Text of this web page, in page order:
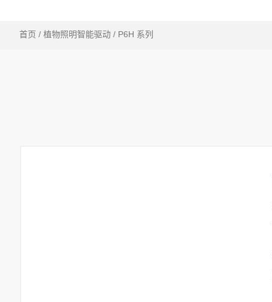
首页 / 植物照明智能驱动 / P6H 系列